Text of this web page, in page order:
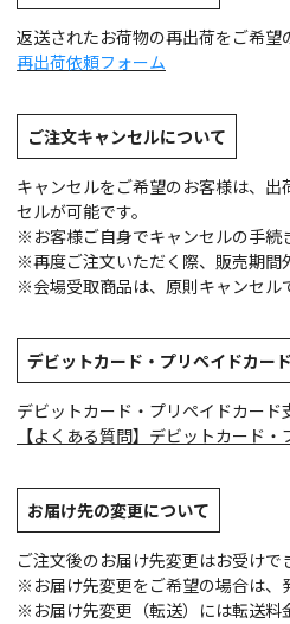
返送されたお荷物の再出荷をご希望
再出荷依頼フォーム
ご注文キャンセルについて
キャンセルをご希望のお客様は、
セルが可能です。
※お客様ご自身でキャンセルの手続
※再度ご注文いただく際、販売期間
※会場受取商品は、原則キャンセル
デビットカード・プリペイドカー
デビットカード・プリペイドカード
【よくある質問】デビットカード
お届け先の変更について
ご注文後のお届け先変更はお受けで
※お届け先変更をご希望の場合は、
※お届け先変更（転送）には転送料